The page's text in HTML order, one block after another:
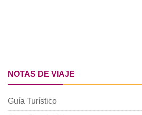
NOTAS DE VIAJE
Guía Turístico